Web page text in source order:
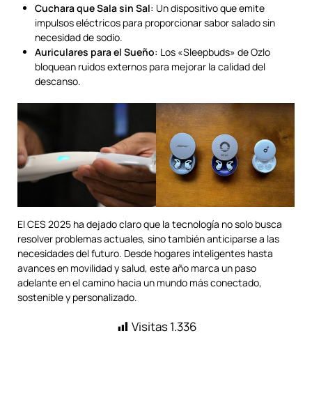
Cuchara que Sala sin Sal: Un dispositivo que emite
impulsos eléctricos para proporcionar sabor salado sin
necesidad de sodio.
Auriculares para el Sueño: Los «Sleepbuds» de Ozlo
bloquean ruidos externos para mejorar la calidad del
descanso.
El CES 2025 ha dejado claro que la tecnología no solo busca
resolver problemas actuales, sino también anticiparse a las
necesidades del futuro. Desde hogares inteligentes hasta
avances en movilidad y salud, este año marca un paso
adelante en el camino hacia un mundo más conectado,
sostenible y personalizado.
Visitas1.336